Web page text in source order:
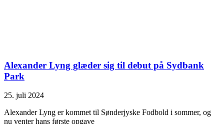
Alexander Lyng glæder sig til debut på Sydbank
Park
25. juli 2024
Alexander Lyng er kommet til Sønderjyske Fodbold i sommer, og
nu venter hans første opgave